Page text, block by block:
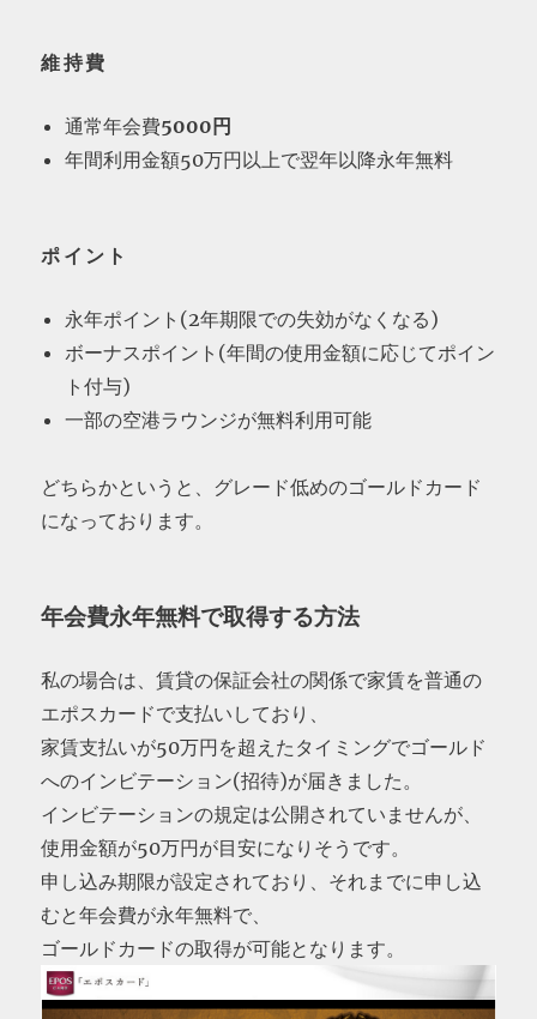
維持費
通常年会費5000円
年間利用金額50万円以上で翌年以降永年無料
ポイント
永年ポイント(2年期限での失効がなくなる)
ボーナスポイント(年間の使用金額に応じてポイン
ト付与)
一部の空港ラウンジが無料利用可能
どちらかというと、グレード低めのゴールドカード
になっております。
年会費永年無料で取得する方法
私の場合は、賃貸の保証会社の関係で家賃を普通の
エポスカードで支払いしており、
家賃支払いが50万円を超えたタイミングでゴールド
へのインビテーション(招待)が届きました。
インビテーションの規定は公開されていませんが、
使用金額が50万円が目安になりそうです。
申し込み期限が設定されており、それまでに申し込
むと年会費が永年無料で、
ゴールドカードの取得が可能となります。